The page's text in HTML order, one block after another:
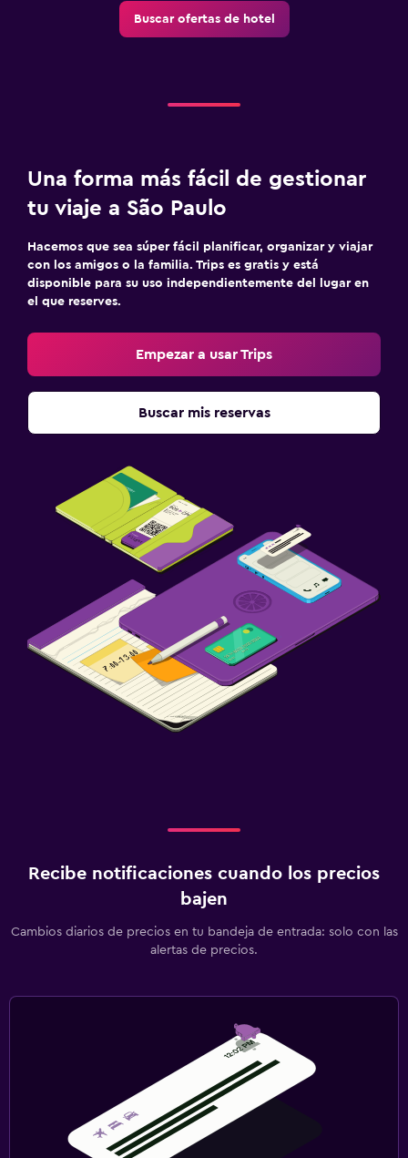
Buscar ofertas de hotel
Una forma más fácil de gestionar
tu viaje a São Paulo
Hacemos que sea súper fácil planificar, organizar y viajar
con los amigos o la familia. Trips es gratis y está
disponible para su uso independientemente del lugar en
el que reserves.
Empezar a usar Trips
Buscar mis reservas
Recibe notificaciones cuando los precios
bajen
Cambios diarios de precios en tu bandeja de entrada: solo con las
alertas de precios.